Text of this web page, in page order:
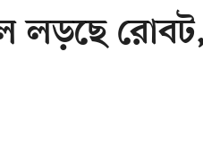
লড়ছে